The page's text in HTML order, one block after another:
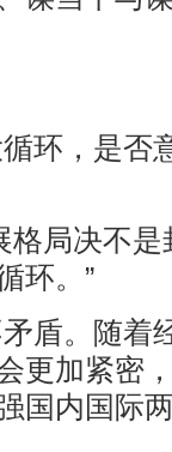
环，是否
格局决不
环。”
盾。随着
更加紧密
国内国际